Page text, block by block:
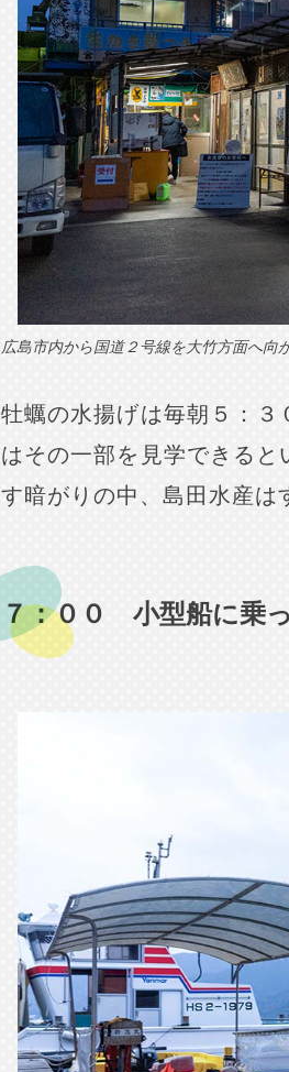
広島市内から国道２号線を大竹方面へ向
牡蠣の水揚げは毎朝５：
はその一部を見学できると
す暗がりの中、島田水産は
７：００ 小型船に乗